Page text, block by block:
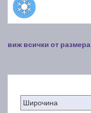
виж всички от размера